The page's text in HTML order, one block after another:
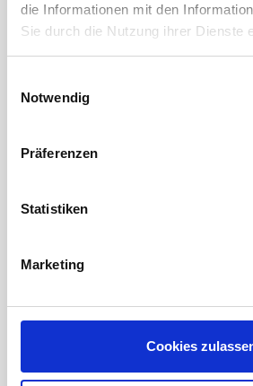
die Informationen mit den
Sie durch die Nutzung ihrer Dienste
Notwendig
Präferenzen
Statistiken
Marketing
Cookies
ERSATZFILTER / GERÄTEFILTER
FILTERMATTEN / TÜCHER
KEGELFILTER
RAUMKLIMA-MONITOR UHOO!